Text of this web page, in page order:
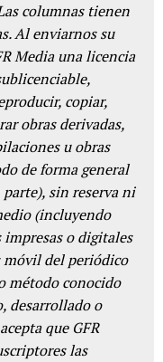
columnas tienen
Al enviarnos su
Media una licencia
copiar,
obras derivadas,
u obras
de forma general
sin reserva ni
(incluyendo
o digitales
móvil del periódico
método conocido
desarrollado o
que GFR
las